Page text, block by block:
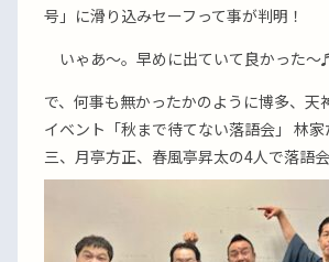
号」に滑り込みセーフって事が判明！
いゃあ〜。早めに出ていて良かった
で、何事も無かったかのように博多、天
イベント「秋まで待てない落語会」 林
三、月亭方正、春風亭昇太の4人で落語会